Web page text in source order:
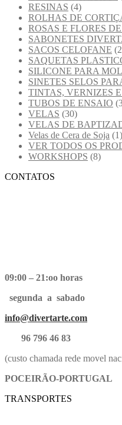
RESINAS (4)
ROLHAS DE
ROSAS E FLORES
SABONETES
SACOS CELOFANE
SAQUETAS
SILICONE PARA
SINETES SELOS
TINTAS, VERNIZES
TUBOS DE ENSAIO
VELAS (30)
VELAS DE
Velas de Cera de Soja (1)
VER TODOS OS
WORKSHOPS (8)
CONTATOS
09:00 – 21:oo horas
segunda a sabado
info@divertarte.com
96 796 46 83
(custo chamada rede movel
POCEIRÃO-PORTUGAL
TRANSPORTES